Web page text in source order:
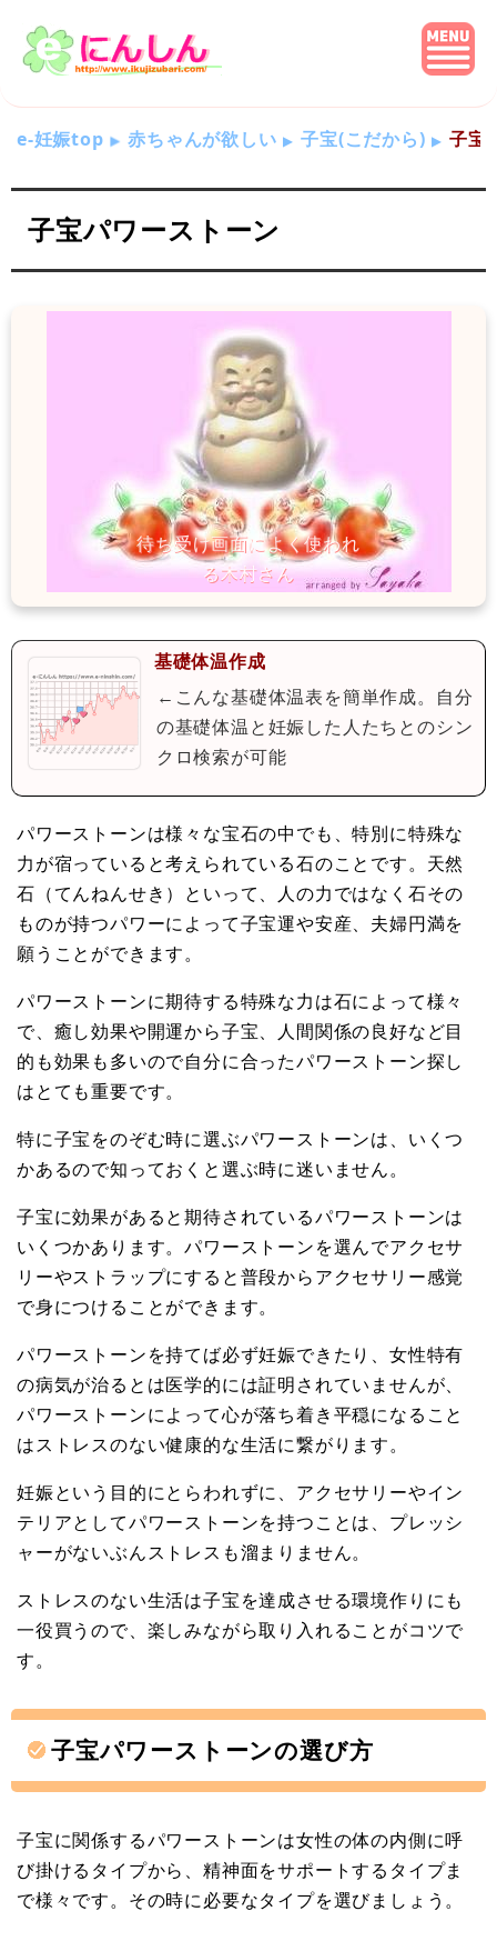
e-妊娠top 赤ちゃんが欲しい 子宝(こだから) 子宝
子宝パワーストーン
基礎体温作成
←こんな基礎体温表を簡単作成。自分
の基礎体温と妊娠した人たちとのシン
クロ検索が可能
パワーストーンは様々な宝石の中でも、特別に特殊な
力が宿っていると考えられている石のことです。天然
石（てんねんせき）といって、人の力ではなく石その
ものが持つパワーによって子宝運や安産、夫婦円満を
願うことができます。
パワーストーンに期待する特殊な力は石によって様々
で、癒し効果や開運から子宝、人間関係の良好など目
的も効果も多いので自分に合ったパワーストーン探し
はとても重要です。
特に子宝をのぞむ時に選ぶパワーストーンは、いくつ
かあるので知っておくと選ぶ時に迷いません。
子宝に効果があると期待されているパワーストーンは
いくつかあります。パワーストーンを選んでアクセサ
リーやストラップにすると普段からアクセサリー感覚
で身につけることができます。
パワーストーンを持てば必ず妊娠できたり、女性特有
の病気が治るとは医学的には証明されていませんが、
パワーストーンによって心が落ち着き平穏になること
はストレスのない健康的な生活に繋がります。
妊娠という目的にとらわれずに、アクセサリーやイン
テリアとしてパワーストーンを持つことは、プレッシ
ャーがないぶんストレスも溜まりません。
ストレスのない生活は子宝を達成させる環境作りにも
一役買うので、楽しみながら取り入れることがコツで
す。
子宝パワーストーンの選び方
子宝に関係するパワーストーンは女性の体の内側に呼
び掛けるタイプから、精神面をサポートするタイプま
で様々です。その時に必要なタイプを選びましょう。